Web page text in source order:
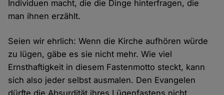
Individuen macht, die die Dinge hinterfragen, die
man ihnen erzählt.
Seien wir ehrlich: Wenn die Kirche aufhören würde
zu lügen, gäbe es sie nicht mehr. Wie viel
Ernsthaftigkeit in diesem Fastenmotto steckt, kann
sich also jeder selbst ausmalen. Den Evangelen